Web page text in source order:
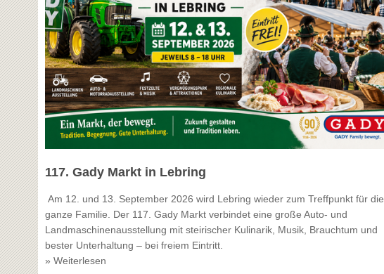
117. Gady Markt in Lebring
Am 12. und 13. September 2026 wird Lebring wieder zum Treffpunkt für die
ganze Familie. Der 117. Gady Markt verbindet eine große Auto- und
Landmaschinenausstellung mit steirischer Kulinarik, Musik, Brauchtum und
bester Unterhaltung – bei freiem Eintritt.
» Weiterlesen